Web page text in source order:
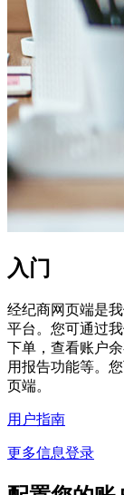
入门
经纪商网页端是
平台。您可通过
下单，查看账户
用报告功能等。
页端。
用户指南
更多信息登录